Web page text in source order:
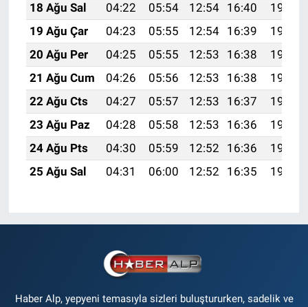
18 Ağu Sal
04:22 05:54 12:54 16:40
19:44
19 Ağu Çar
04:23 05:55 12:54 16:39
19:43
20 Ağu Per
04:25 05:55 12:53 16:38
19:41
21 Ağu Cum
04:26 05:56 12:53 16:38
19:40
22 Ağu Cts
04:27 05:57 12:53 16:37
19:38
23 Ağu Paz
04:28 05:58 12:53 16:36
19:37
24 Ağu Pts
04:30 05:59 12:52 16:36
19:36
25 Ağu Sal
04:31 06:00 12:52 16:35 19:34
Haber Alp, yepyeni temasıyla sizleri buluştururken, sadelik ve